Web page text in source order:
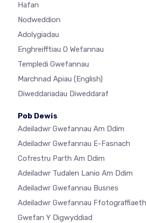
Hafan
Nodweddion
Adolygiadau
Enghreifftiau O Wefannau
Templedi Gwefannau
Marchnad Apiau (English)
Diweddariadau Diweddaraf
Pob Dewis
Adeiladwr Gwefannau Am Ddim
Adeiladwr Gwefannau E-Fasnach
Cofrestru Parth Am Ddim
Adeiladwr Tudalen Lanio Am Ddim
Adeiladwr Gwefannau Busnes
Adeiladwr Gwefannau Ffotograffiaeth
Gwefan Y Digwyddiad